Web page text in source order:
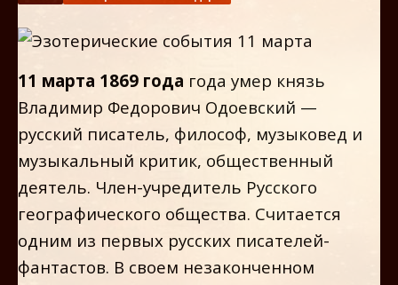
11 марта 1869 года года умер князь
Владимир Федорович Одоевский —
русский писатель, философ, музыковед и
музыкальный критик, общественный
деятель. Член-учредитель Русского
географического общества. Считается
одним из первых русских писателей-
фантастов. В своем незаконченном